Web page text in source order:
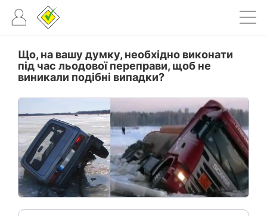
Що, на вашу думку, необхідно виконати
під час льодової переправи, щоб не
виникали подібні випадки?